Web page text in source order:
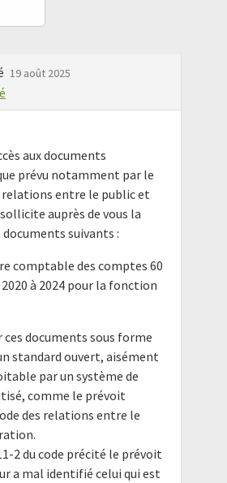
19 août 2025
aux documents
prévu notamment par le
relations entre le public et
auprès de vous la
suivants :
comptable des comptes 60
à 2024 pour la fonction
documents sous forme
standard ouvert, aisément
par un système de
comme le prévoit
des relations entre le
2 du code précité le prévoit
a mal identifié celui qui est